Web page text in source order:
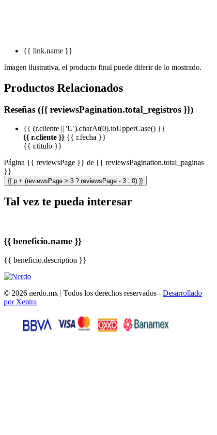
{{ link.name }}
Imagen ilustrativa, el producto final puede diferir de lo mostrado.
Productos Relacionados
Reseñas ({{ reviewsPagination.total_registros }})
{{ (r.cliente || 'U').charAt(0).toUpperCase() }}
{{ r.cliente }} {{ r.fecha }}
{{ r.titulo }}
Página {{ reviewsPage }} de {{ reviewsPagination.total_paginas
}}
{{ p + (reviewsPage > 3 ? reviewsPage - 3 : 0) }}
Tal vez te pueda interesar
{{ beneficio.name }}
{{ beneficio.description }}
© 2026 nerdo.mx | Todos los derechos reservados - Desarrollado
por Xentra